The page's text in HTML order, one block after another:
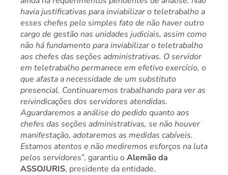
havia justificativas para inviabilizar o teletrabalho a
esses chefes pelo simples fato de não haver outro
cargo de gestão nas unidades judiciais, assim como
não há fundamento para inviabilizar o teletrabalho
aos chefes das seções administrativas. O servidor
em teletrabalho permanece em efetivo exercício, o
que afasta a necessidade de um substituto
presencial. Continuaremos trabalhando para ver as
reivindicações dos servidores atendidas.
Aguardaremos a análise do pedido quanto aos
chefes das seções administrativas, se não houver
manifestação, adotaremos as medidas cabíveis.
Estamos atentos e não mediremos esforços na luta
pelos servidores”, garantiu oAlemão da
ASSOJURIS, presidente da entidade.